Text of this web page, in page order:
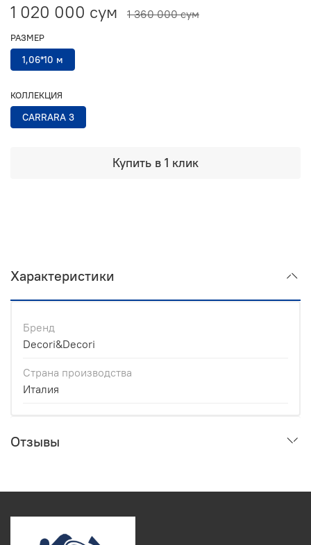
1 020 000 сум 1 360 000 сум
Купить в 1 клик
РАЗМЕР
1,06*10 м
КОЛЛЕКЦИЯ
CARRARA 3
Характеристики
Бренд
Decori&Decori
Страна производства
Италия
Отзывы